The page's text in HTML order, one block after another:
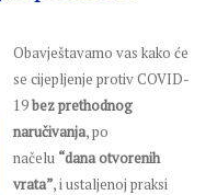
Obavještavamo vas kako će
se cijepljenje protiv COVID-
19bez prethodnog
naručivanja, po
načelu “dana otvorenih
vrata”, i ustaljenoj praksi